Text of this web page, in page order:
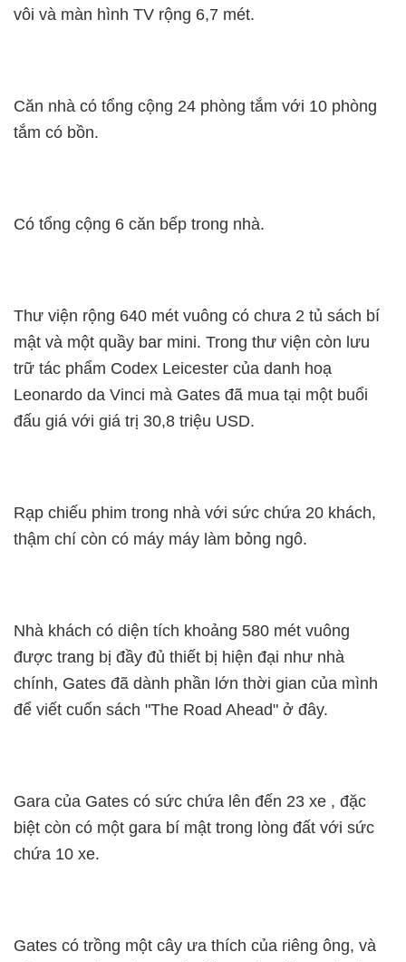
vôi và màn hình TV rộng 6,7 mét.
Căn nhà có tổng cộng 24 phòng tắm với 10 phòng
tắm có bồn.
Có tổng cộng 6 căn bếp trong nhà.
Thư viện rộng 640 mét vuông có chưa 2 tủ sách bí
mật và một quầy bar mini. Trong thư viện còn lưu
trữ tác phẩm Codex Leicester của danh hoạ
Leonardo da Vinci mà Gates đã mua tại một buổi
đấu giá với giá trị 30,8 triệu USD.
Rạp chiếu phim trong nhà với sức chứa 20 khách,
thậm chí còn có máy máy làm bỏng ngô.
Nhà khách có diện tích khoảng 580 mét vuông
được trang bị đầy đủ thiết bị hiện đại như nhà
chính, Gates đã dành phần lớn thời gian của mình
để viết cuốn sách "The Road Ahead" ở đây.
Gara của Gates có sức chứa lên đến 23 xe , đặc
biệt còn có một gara bí mật trong lòng đất với sức
chứa 10 xe.
Gates có trồng một cây ưa thích của riêng ông, và